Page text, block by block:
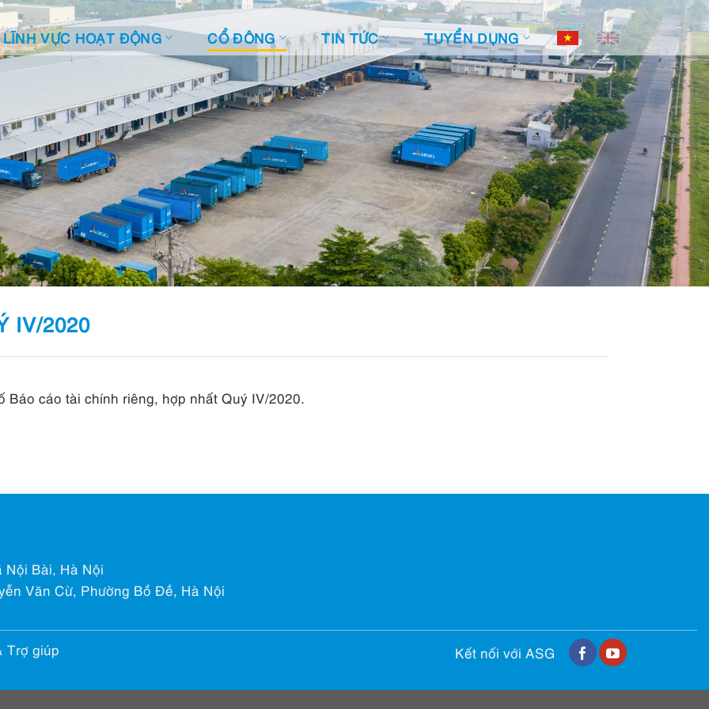
LĨNH VỰC HOẠT ĐỘNG CỔ ĐÔNG TIN TỨC TUYỂN DỤNG
IV/2020
cáo tài chính riêng, hợp nhất Quý IV/2020.
Nội Bài, Hà Nội
Văn Cừ, Phường Bồ Đề, Hà Nội
Trợ giúp Kết nối với ASG